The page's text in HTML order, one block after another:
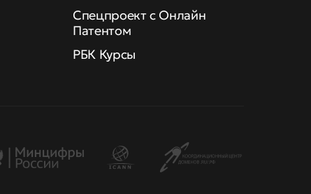
Спецпроект с Онлайн
Патентом
РБК Курсы